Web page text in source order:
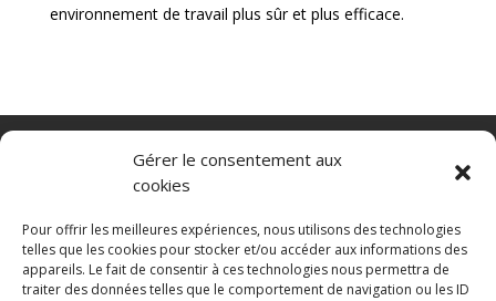
Gérer le consentement aux
cookies
Pour offrir les meilleures expériences, nous utilisons des technologies
telles que les cookies pour stocker et/ou accéder aux informations des
appareils. Le fait de consentir à ces technologies nous permettra de
traiter des données telles que le comportement de navigation ou les ID
environnement de travail plus sûr et plus efficace.
Transpalette electrique
CGV
Mentions légales
Politique de confidentialité et protection des
données
Paiement sécurisé
Gérer mes cookies